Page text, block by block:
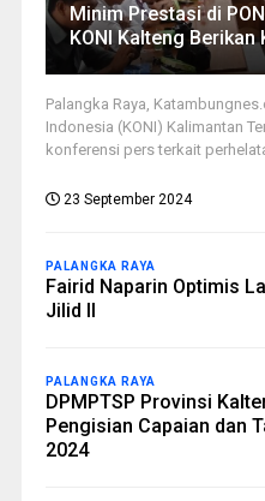
Minim Prestasi di
KONI Kalteng Berikan
Palangka Raya,
Indonesia (KONI) Kalimantan
konferensi pers terkait
23 September 2024
PALANGKA RAYA
Fairid Naparin Optimis
Jilid II
PALANGKA RAYA
DPMPTSP Provinsi
Pengisian Capaian dan
2024